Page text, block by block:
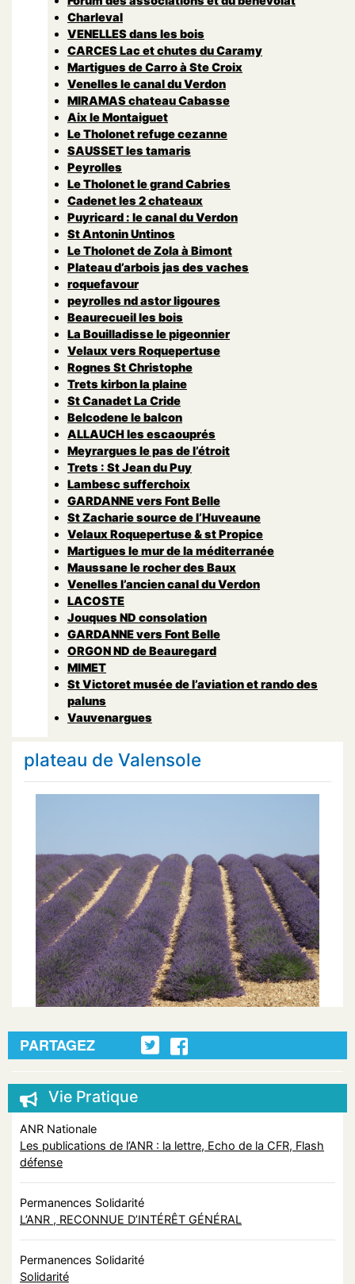
Charleval
VENELLES dans les bois
CARCES Lac et chutes du Caramy
Martigues de Carro à Ste Croix
Venelles le canal du Verdon
MIRAMAS chateau Cabasse
Aix le Montaiguet
Le Tholonet refuge cezanne
SAUSSET les tamaris
Peyrolles
Le Tholonet le grand Cabries
Cadenet les 2 chateaux
Puyricard : le canal du Verdon
St Antonin Untinos
Le Tholonet de Zola à Bimont
Plateau d’arbois jas des vaches
roquefavour
peyrolles nd astor ligoures
Beaurecueil les bois
La Bouilladisse le pigeonnier
Velaux vers Roquepertuse
Rognes St Christophe
Trets kirbon la plaine
St Canadet La Cride
Belcodene le balcon
ALLAUCH les escaouprés
Meyrargues le pas de l’étroit
Trets : St Jean du Puy
Lambesc sufferchoix
GARDANNE vers Font Belle
St Zacharie source de l’Huveaune
Velaux Roquepertuse & st Propice
Martigues le mur de la méditerranée
Maussane le rocher des Baux
Venelles l’ancien canal du Verdon
LACOSTE
Jouques ND consolation
GARDANNE vers Font Belle
ORGON ND de Beauregard
MIMET
St Victoret musée de l’aviation et rando des
paluns
Vauvenargues
plateau de Valensole
PARTAGEZ
Vie Pratique
ANR Nationale
Les publications de l’ANR : la lettre, Echo de la CFR, Flash
défense
Permanences Solidarité
L’ANR , RECONNUE D’INTÉRÊT GÉNÉRAL
Permanences Solidarité
Solidarité